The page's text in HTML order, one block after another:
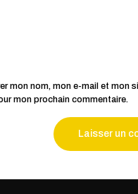
mon nom, mon e-mail et mon
mon prochain commentaire.